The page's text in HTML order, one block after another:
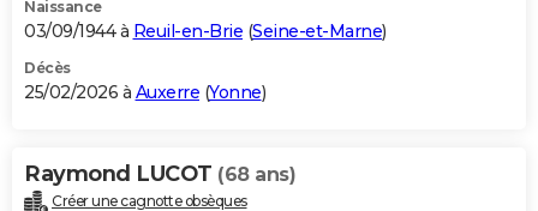
PROGRAMME TV
S'inscrire
Se connecter
Lycées
Collèges
Primaires
Universités
Entreprises
Service militaire
Avis de recherche
AVIS DE DÉCÈS
Bricolage
Lifestyle
Culture
Sport
Auto
Television
Voyage
Cinema
Naissance
03/09/1944 à Reuil-en-Brie (Seine-et-Marne)
Décès
25/02/2026 à Auxerre (Yonne)
Raymond LUCOT (68 ans)
Créer une cagnotte obsèques